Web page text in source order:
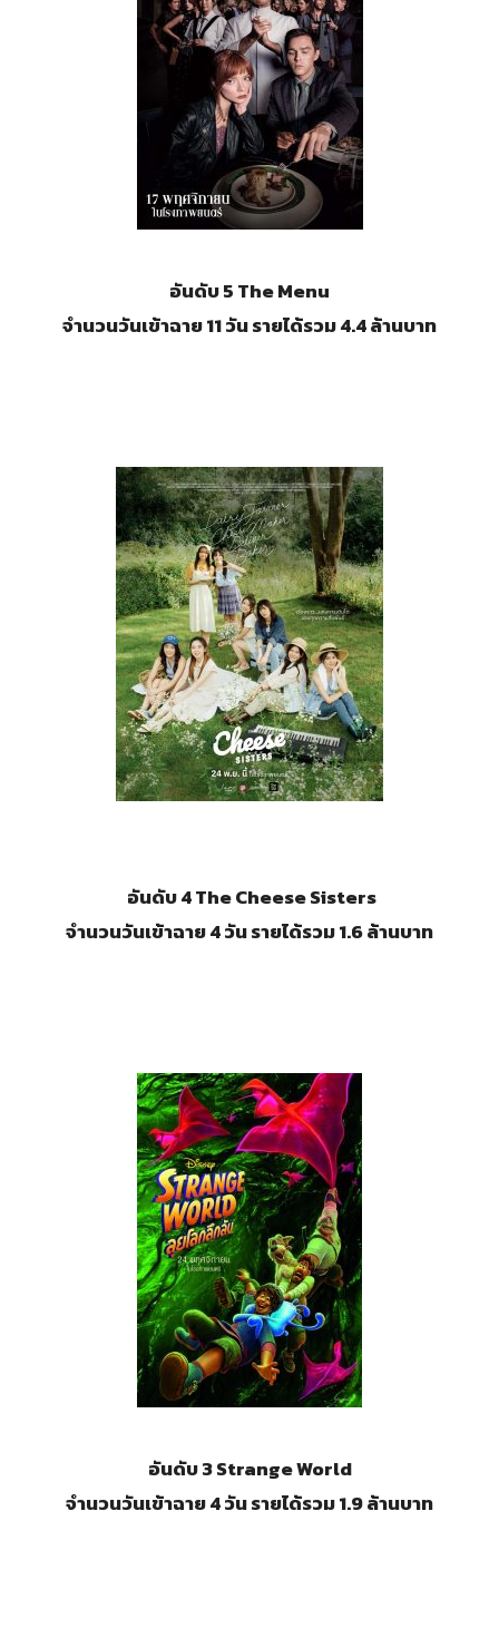
อันดับ 5The Menu
จำนวนวันเข้าฉาย 11 วัน รายได้รวม 4.4 ล้านบาท
อันดับ 4 The Cheese Sisters
จำนวนวันเข้าฉาย 4 วัน รายได้รวม 1.6 ล้านบาท
อันดับ 3 Strange World
จำนวนวันเข้าฉาย 4 วัน รายได้รวม 1.9 ล้านบาท